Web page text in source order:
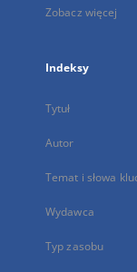
Zobacz więcej
Indeksy
Tytuł
Autor
Temat i słowa
Wydawca
Typ zasobu